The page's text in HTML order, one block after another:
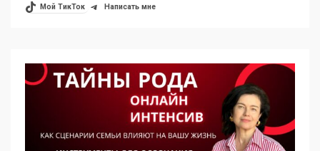
Мой ТикТок Написать мне